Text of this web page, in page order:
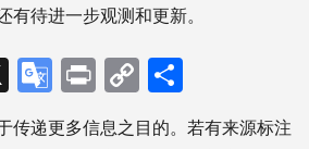
待进一步观测和更新。
X Google
Translate
PrintCopy
Link享
传递更多信息之目的。若有来源标注